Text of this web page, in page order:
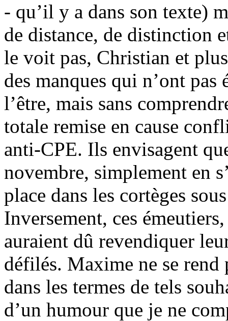
- qu’il y a dans son texte)
de distance, de distinction
le voit pas, Christian et
des manques qui n’ont
l’être, mais sans
totale remise en cause
anti-CPE. Ils envisagent
novembre, simplement en
place dans les cortèges
Inversement, ces
auraient dû revendiquer
défilés. Maxime ne se
dans les termes de tels
d’un humour que je ne